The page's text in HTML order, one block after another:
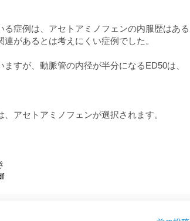
症例は、アセトアミノフェンの内服歴はある
があるとは考えにくい症例でした。
すが、動脈管の内径が半分になるED50は、
アセトアミノフェンが選択されます。